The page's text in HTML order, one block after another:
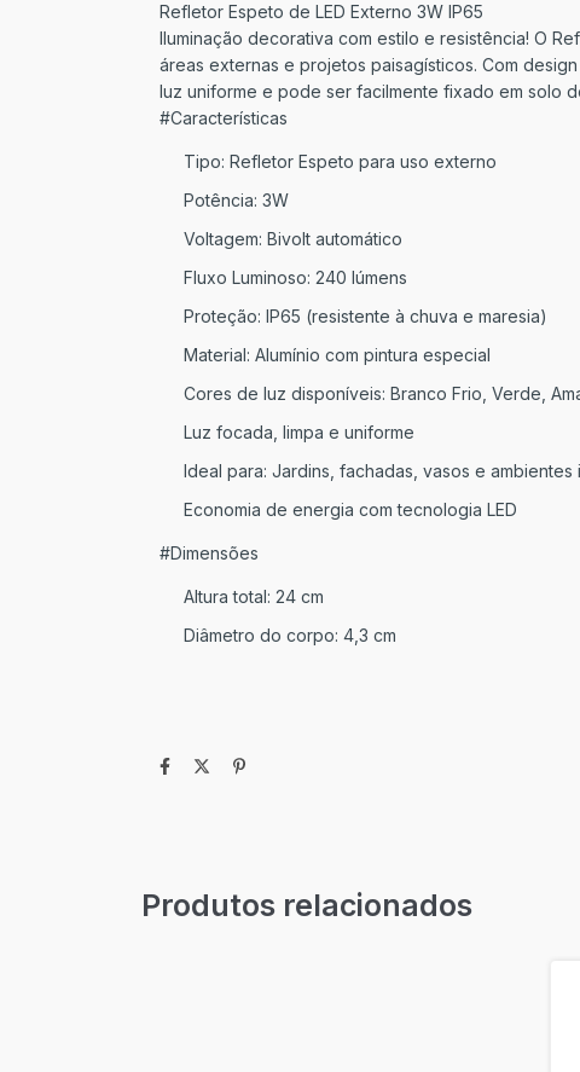
Refletor Espeto de LED Externo 3W IP65
Iluminação decorativa com estilo e resistência! O
áreas externas e projetos paisagísticos. Com
luz uniforme e pode ser facilmente fixado em solo
#Características
Tipo: Refletor Espeto para uso externo
Potência: 3W
Voltagem: Bivolt automático
Fluxo Luminoso: 240 lúmens
Proteção: IP65 (resistente à chuva e maresia)
Material: Alumínio com pintura especial
Cores de luz disponíveis: Branco Frio, Verde,
Luz focada, limpa e uniforme
Ideal para: Jardins, fachadas, vasos e
Economia de energia com tecnologia LED
#Dimensões
Altura total: 24 cm
Diâmetro do corpo: 4,3 cm
Produtos relacionados